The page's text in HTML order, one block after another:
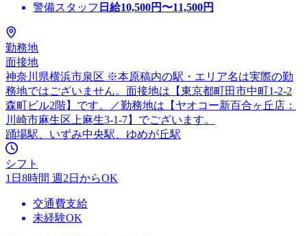
警備スタッフ 日給10,500円〜11,500円
勤務地
面接地
神奈川県横浜市泉区 ※本原稿内の駅・エリア名は実際の勤
務地ではございません。面接地は【東京都町田市中町1-2-2
森町ビル2階】です。／勤務地は【ヤオコー新百合ヶ丘店：
川崎市麻生区上麻生3-1-7】でございます。
踊場駅、いずみ中央駅、ゆめが丘駅
シフト
1日8時間 週2日からOK
交通費支給
未経験OK